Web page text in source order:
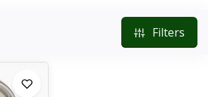
Filters